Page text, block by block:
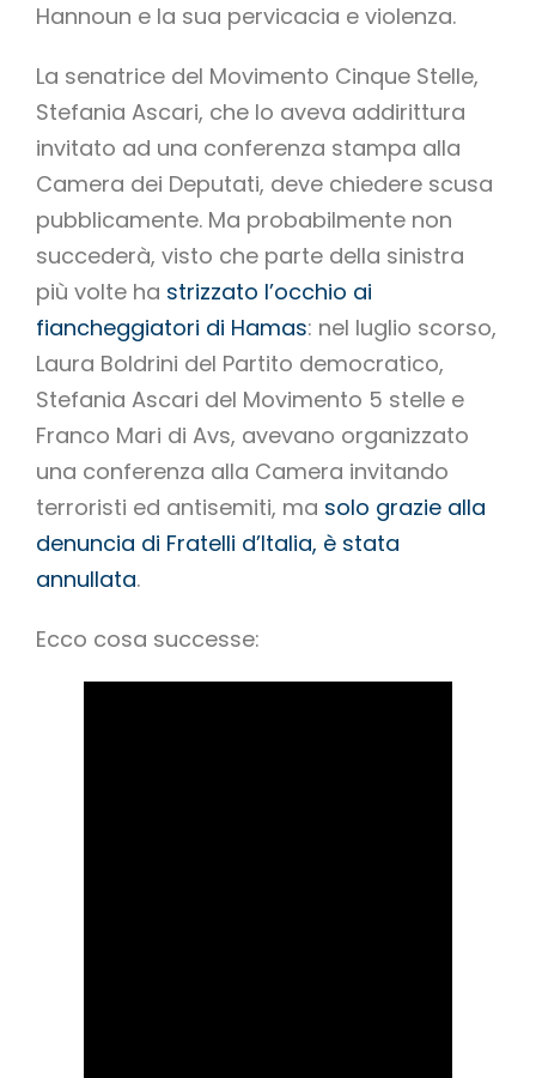
Hannoun e la sua pervicacia e violenza.
La senatrice del Movimento Cinque Stelle,
Stefania Ascari, che lo aveva addirittura
invitato ad una conferenza stampa alla
Camera dei Deputati, deve chiedere scusa
pubblicamente. Ma probabilmente non
succederà, visto che parte della sinistra
più volte ha strizzato l’occhio ai
fiancheggiatori di Hamas: nel luglio scorso,
Laura Boldrini del Partito democratico,
Stefania Ascari del Movimento 5 stelle e
Franco Mari di Avs, avevano organizzato
una conferenza alla Camera invitando
terroristi ed antisemiti, ma solo grazie alla
denuncia di Fratelli d’Italia, è stata
annullata.
Ecco cosa successe: